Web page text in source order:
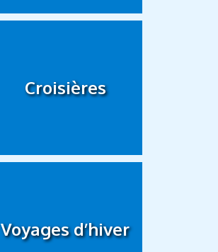
Croisières
Voyages d’hiver